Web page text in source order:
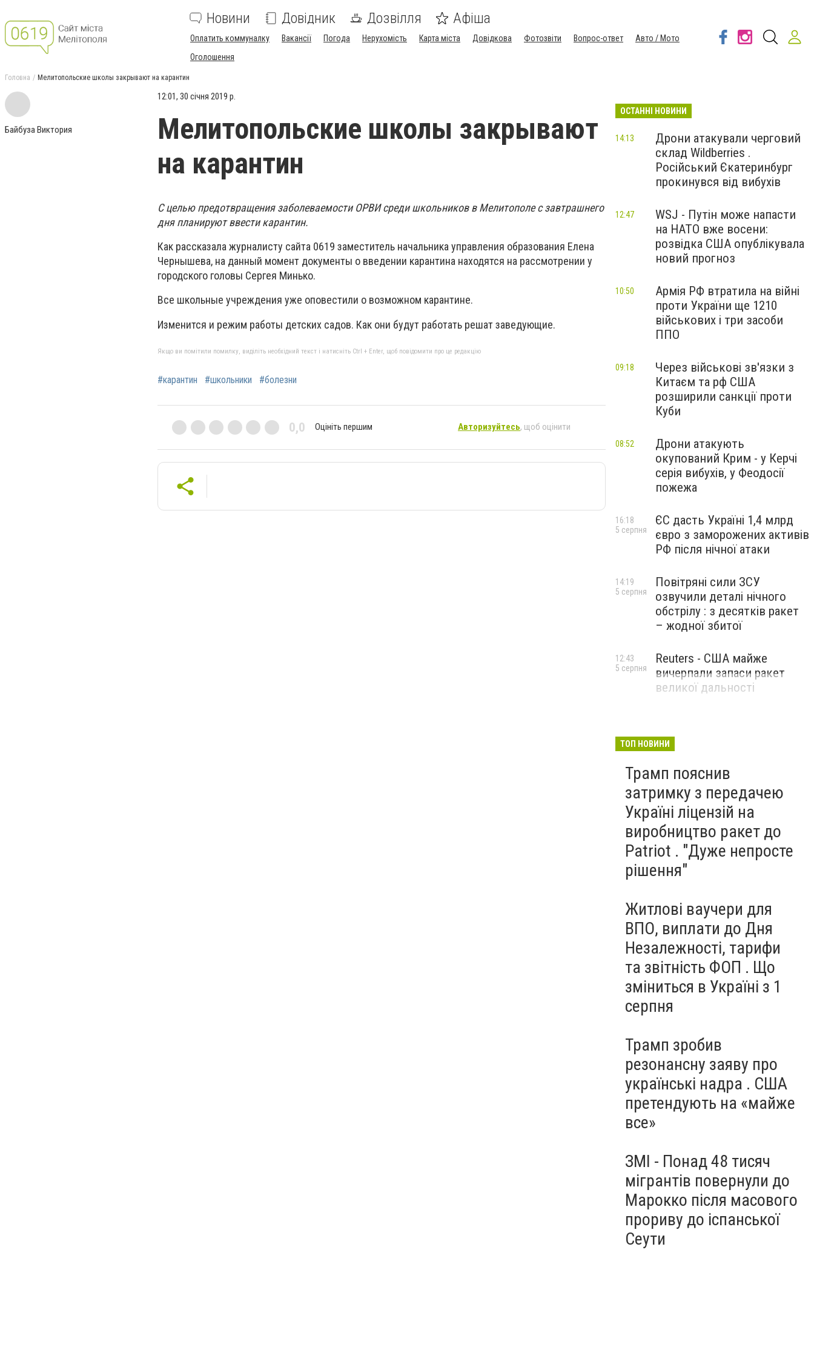
Новини Довідник Дозвілля Афіша
Оплатить коммуналку Вакансії Погода Нерухомість Карта міста Довідкова Фотозвіти Вопрос-ответ
Авто / Мото
Оголошення
Головна Мелитопольские школы закрывают на карантин
Байбуза Виктория
12:01, 30 січня 2019 р.
Мелитопольские школы закрывают
на карантин
С целью предотвращения заболеваемости ОРВИ среди школьников в Мелитополе с завтрашнего
дня планируют ввести карантин.
Как рассказала журналисту сайта 0619 заместитель начальника управления образования Елена
Чернышева, на данный момент документы о введении карантина находятся на рассмотрении у
городского головы Сергея Минько.
Все школьные учреждения уже оповестили о возможном карантине.
Изменится и режим работы детских садов. Как они будут работать решат заведующие.
Якщо ви помітили помилку, виділіть необхідний текст і натисніть Ctrl + Enter, щоб повідомити про це редакцію
#карантин #школьники #болезни
0,0 Оцініть першим Авторизуйтесь, щоб оцінити
ОСТАННІ НОВИНИ
Дрони атакували черговий
склад Wildberries .
Російський Єкатеринбург
прокинувся від вибухів
14:13
WSJ - Путін може напасти
на НАТО вже восени:
розвідка США опублікувала
новий прогноз
12:47
Армія РФ втратила на війні
проти України ще 1210
військових і три засоби
ППО
10:50
Через військові зв'язки з
Китаєм та рф США
розширили санкції проти
Куби
09:18
Дрони атакують
окупований Крим - у Керчі
серія вибухів, у Феодосії
пожежа
08:52
ЄС дасть Україні 1,4 млрд
євро з заморожених активів
РФ після нічної атаки
16:18
5 серпня
Повітряні сили ЗСУ
озвучили деталі нічного
обстрілу : з десятків ракет
– жодної збитої
14:19
5 серпня
Reuters - США майже
вичерпали запаси ракет
великої дальності
12:43
5 серпня
ТОП НОВИНИ
Трамп пояснив
затримку з передачею
Україні ліцензій на
виробництво ракет до
Patriot . "Дуже непросте
рішення"
Житлові ваучери для
ВПО, виплати до Дня
Незалежності, тарифи
та звітність ФОП . Що
зміниться в Україні з 1
серпня
Трамп зробив
резонансну заяву про
українські надра . США
претендують на «майже
все»
ЗМІ - Понад 48 тисяч
мігрантів повернули до
Марокко після масового
прориву до іспанської
Сеути